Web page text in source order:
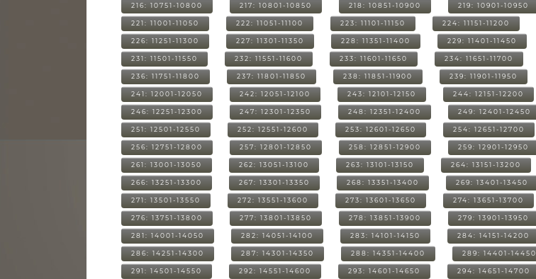
216: 10751-10800 217: 10801-10850 218: 10851-10900 219: 10901-10950
221: 11001-11050 222: 11051-11100 223: 11101-11150 224: 11151-11200
226: 11251-11300 227: 11301-11350 228: 11351-11400 229: 11401-11450
231: 11501-11550 232: 11551-11600 233: 11601-11650 234: 11651-11700
236: 11751-11800 237: 11801-11850 238: 11851-11900 239: 11901-11950
241: 12001-12050 242: 12051-12100 243: 12101-12150 244: 12151-12200
246: 12251-12300 247: 12301-12350 248: 12351-12400 249: 12401-12450
251: 12501-12550 252: 12551-12600 253: 12601-12650 254: 12651-12700
256: 12751-12800 257: 12801-12850 258: 12851-12900 259: 12901-12950
261: 13001-13050 262: 13051-13100 263: 13101-13150 264: 13151-13200
266: 13251-13300 267: 13301-13350 268: 13351-13400 269: 13401-13450
271: 13501-13550 272: 13551-13600 273: 13601-13650 274: 13651-13700
276: 13751-13800 277: 13801-13850 278: 13851-13900 279: 13901-13950
281: 14001-14050 282: 14051-14100 283: 14101-14150 284: 14151-14200
286: 14251-14300 287: 14301-14350 288: 14351-14400 289: 14401-14450
291: 14501-14550 292: 14551-14600 293: 14601-14650 294: 14651-14700